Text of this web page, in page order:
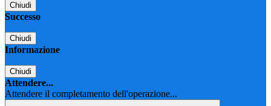
Chiudi
Successo
Chiudi
Informazione
Chiudi
Attendere...
Attendere il completamento dell'operazione...